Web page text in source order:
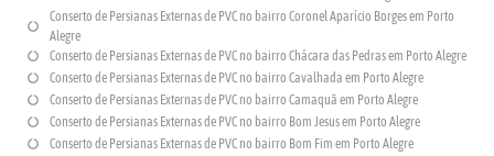
Conserto de Persianas Externas de PVC no bairro Coronel Aparício Borges em Porto
Alegre
Conserto de Persianas Externas de PVC no bairro Chácara das Pedras em Porto Alegre
Conserto de Persianas Externas de PVC no bairro Cavalhada em Porto Alegre
Conserto de Persianas Externas de PVC no bairro Camaquã em Porto Alegre
Conserto de Persianas Externas de PVC no bairro Bom Jesus em Porto Alegre
Conserto de Persianas Externas de PVC no bairro Bom Fim em Porto Alegre